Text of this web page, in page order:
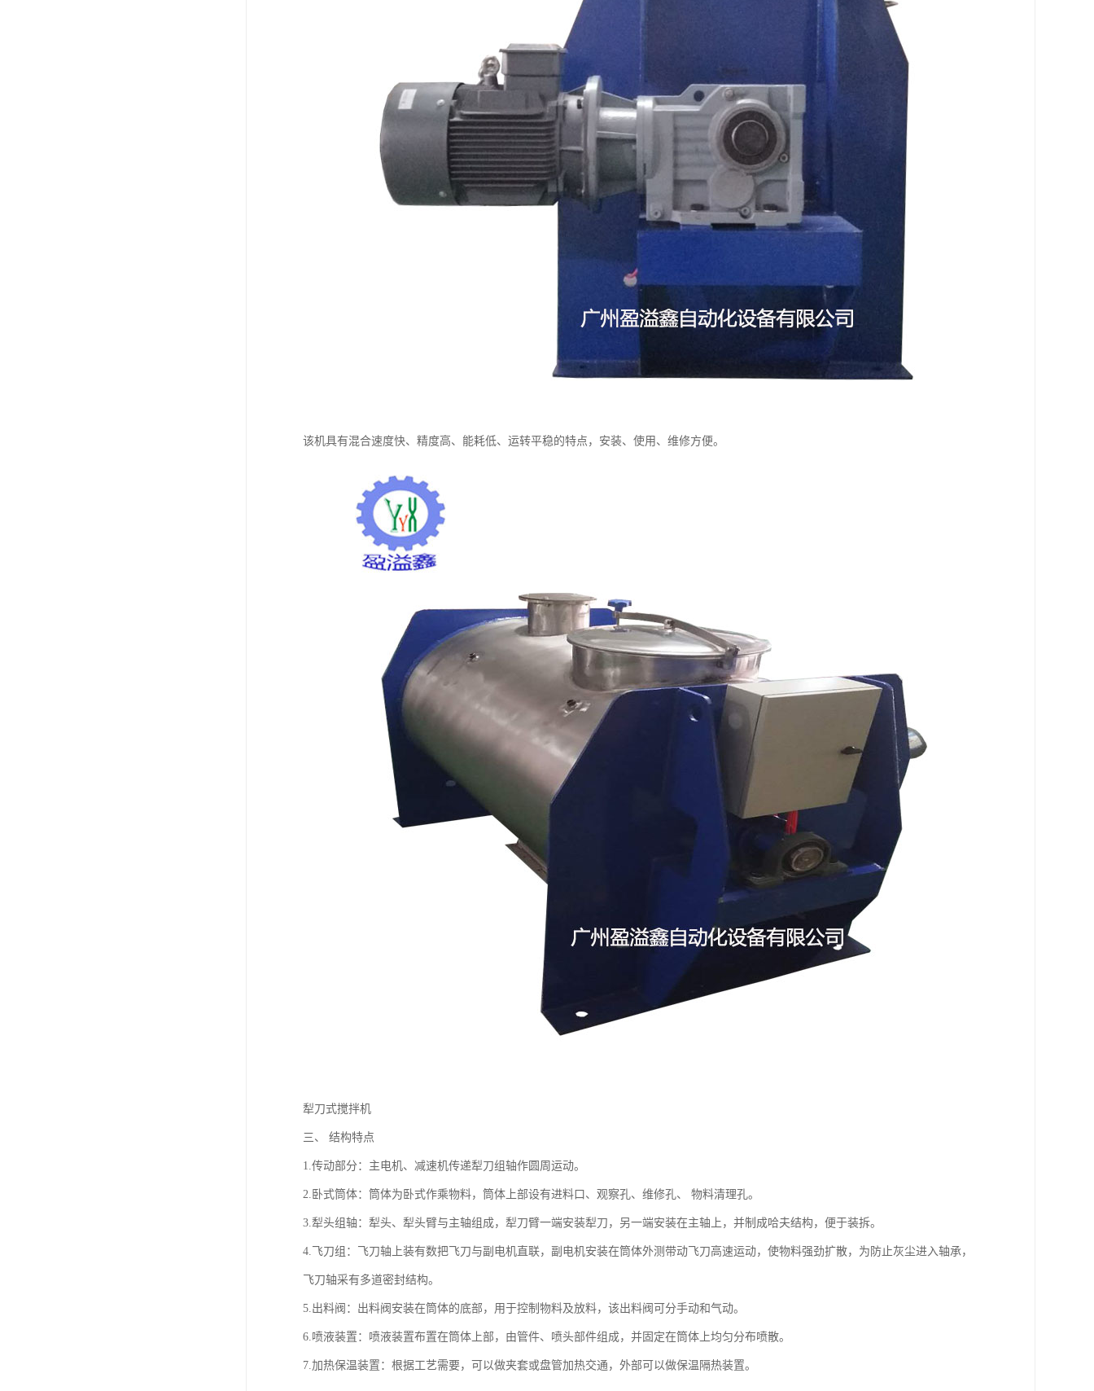
该机具有混合速度快、精度高、能耗低、运转平稳的特点，安装、使用、维修方便。
犁刀式搅拌机
三、 结构特点
1.传动部分：主电机、减速机传递犁刀组轴作圆周运动。
2.卧式筒体：筒体为卧式作乘物料，筒体上部设有进料口、观察孔、维修孔、 物料清理孔。
3.犁头组轴：犁头、犁头臂与主轴组成，犁刀臂一端安装犁刀，另一端安装在主轴上，并制成哈夫结构，便于装拆。
4.飞刀组：飞刀轴上装有数把飞刀与副电机直联，副电机安装在筒体外测带动飞刀高速运动，使物料强劲扩散，为防止灰尘进入轴承，
飞刀轴采有多道密封结构。
5.出料阀：出料阀安装在筒体的底部，用于控制物料及放料，该出料阀可分手动和气动。
6.喷液装置：喷液装置布置在筒体上部，由管件、喷头部件组成，并固定在筒体上均匀分布喷散。
7.加热保温装置：根据工艺需要，可以做夹套或盘管加热交通，外部可以做保温隔热装置。